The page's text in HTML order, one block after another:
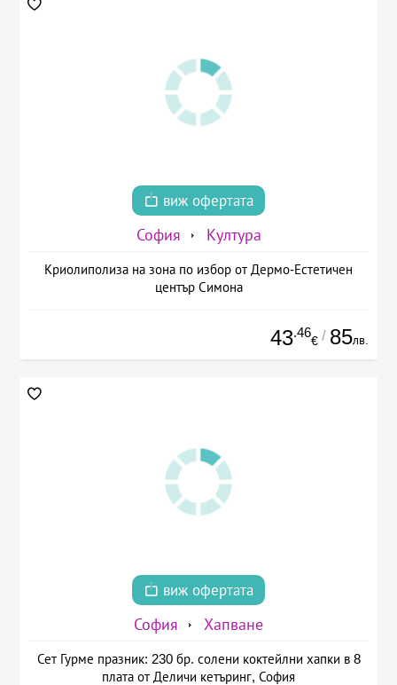
виж офертата
София Култура
Криолиполиза на зона по избор от Дермо-Естетичен
център Симона
43.46
€ / 85лв.
виж офертата
София Хапване
Сет Гурме празник: 230 бр. солени коктейлни хапки в 8
плата от Деличи кетъринг, София